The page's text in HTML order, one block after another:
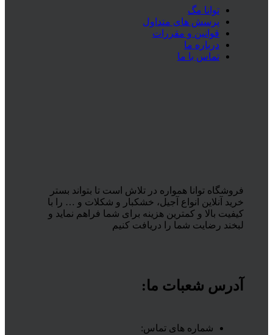
توانا مگ
پرسش های متداول
قوانین و مقررات
درباره ما
تماس با ما
فروشگاه توانا همواره در تلاش است تا بتواند بستر
خرید آنلاین انواع آجیل، خشکبار و شکلات و … را با
کیفیت بالا و کمترین هزینه برای شما فراهم نماید و
لبخند رضایت شما را دریافت کنیم
آدرس شعبات ما:
شماره های تماس: